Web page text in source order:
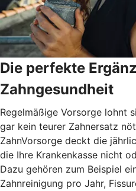
Die perfekte
Zahngesundheit
Regelmäßige Vorsorge lohnt
gar kein teurer Zahnersatz
ZahnVorsorge deckt die
die Ihre Krankenkasse nicht
Dazu gehören zum Beispiel
Zahnreinigung pro Jahr,